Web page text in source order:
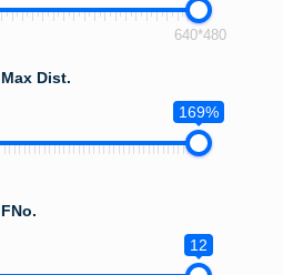
640*480
Dist.
169%
12